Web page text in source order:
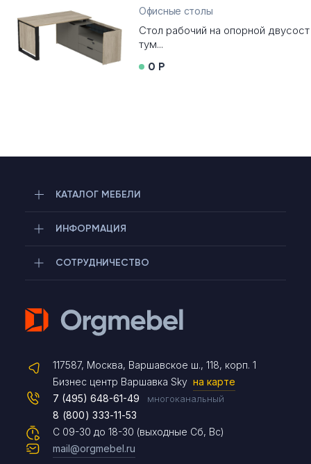
Офисные столы
Стол рабочий на опорной двусост
тум...
0 Р
КАТАЛОГ МЕБЕЛИ
ИНФОРМАЦИЯ
СОТРУДНИЧЕСТВО
117587, Москва, Варшавское ш., 118, корп. 1
Бизнес центр Варшавка Sky на карте
С 09-30 до 18-30 (выходные Сб, Вс)
7 (495) 648-61-49 многоканальный
8 (800) 333-11-53
mail@orgmebel.ru
Telegram
Max
Чат на сайте